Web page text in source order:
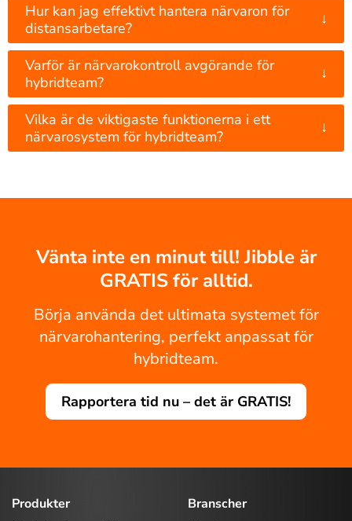
Hur kan jag effektivt hantera närvaron för
distansarbetare?
↓
Varför är närvarokontroll avgörande för
hybridteam?
↓
Vilka är de viktigaste funktionerna i ett
närvarosystem för hybridteam?
↓
Vänta inte en minut till! Jibble är
GRATIS för alltid.
Börja använda det ultimata systemet för
närvarohantering, perfekt anpassat för
hybridteam.
Rapportera tid nu – det är GRATIS!
Produkter
Branscher